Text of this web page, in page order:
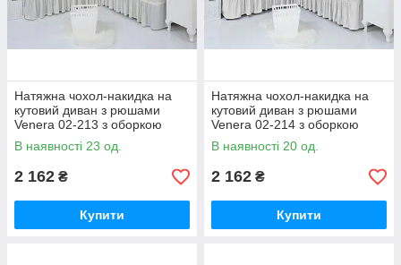
Натяжна чохол-накидка на
кутовий диван з рюшами
Venera 02-213 з оборкою
Білий
В наявності 23 од.
2 162 ₴
Купити
Натяжна чохол-накидка на
кутовий диван з рюшами
Venera 02-214 з оборкою
Крем
В наявності 20 од.
2 162 ₴
Купити